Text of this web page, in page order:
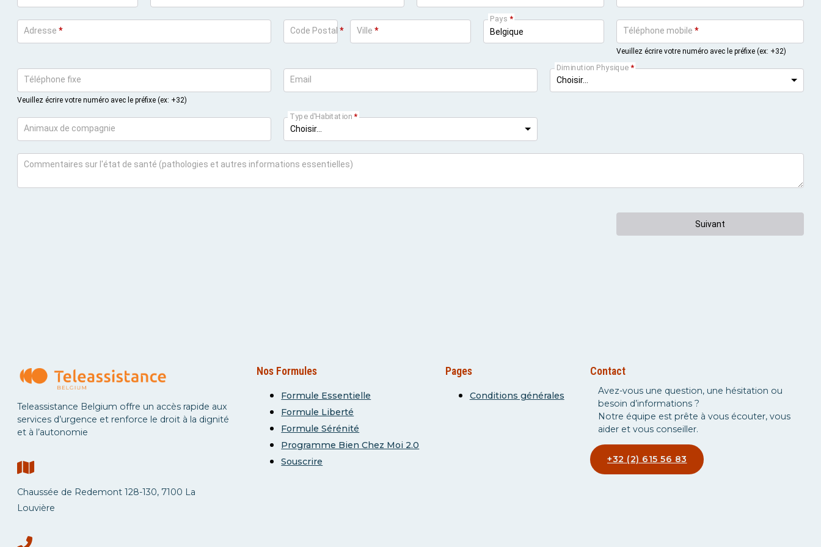
Adresse * Code Postal * Ville *
Pays *
Téléphone mobile *
Veuillez écrire votre numéro avec le préfixe (ex: +32)
Téléphone fixe
Veuillez écrire votre numéro avec le préfixe (ex: +32)
Email
Diminution Physique *
Animaux de compagnie
Type d'Habitation *
Commentaires sur l'état de santé (pathologies et autres informations essentielles)
Suivant
Teleassistance Belgium offre un accès rapide aux
services d’urgence et renforce le droit à la dignité
et à l’autonomie
Chaussée de Redemont 128-130, 7100 La
Louvière
Nos Formules
Formule Essentielle
Formule Liberté
Formule Sérénité
Programme Bien Chez Moi 2.0
Souscrire
Pages
Conditions générales
Contact
Avez-vous une question, une hésitation ou
besoin d’informations ?
Notre équipe est prête à vous écouter, vous
aider et vous conseiller.
+32 (2) 615 56 83